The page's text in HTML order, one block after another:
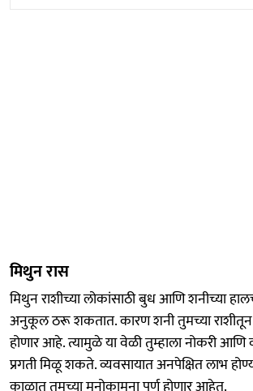
मिथुन रास
मिथुन राशीच्या लोकांसाठी बुध आणि शनीच्या
अनुकूल ठरू शकतात. कारण शनी तुमच्या राशीतून
होणार आहे. त्यामुळे या वेळी तुम्हाला नोकरी आणि
प्रगती मिळू शकते. व्यवसायात अनपेक्षित लाभ